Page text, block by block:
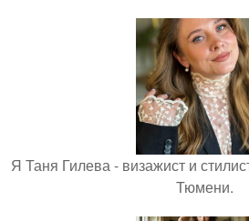
Я Таня Гилева - визажист и
Тюмени.